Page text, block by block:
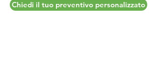
Chiedi il tuo preventivo personalizzato